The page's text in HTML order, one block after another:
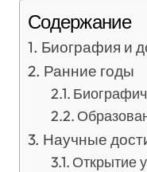
Содержание
Биография и
Ранние годы
Научные
Открытие